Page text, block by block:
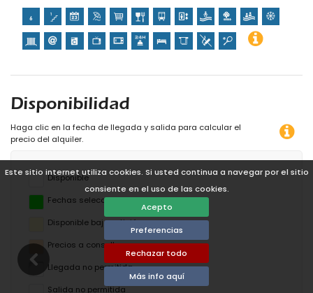
Este sitio internet utiliza cookies. Si usted continua a navegar por el sitio
consiente en el uso de las cookies.
Acepto
Preferencias
Rechazar todo
Más info aquí
Disponibilidad
Haga clic en la fecha de llegada y salida para calcular el
precio del alquiler.
Disponible
Fechas seleccionadas
Disponible bajo petición
Precios a consultar
Llegada no permitida
Salida no permitida